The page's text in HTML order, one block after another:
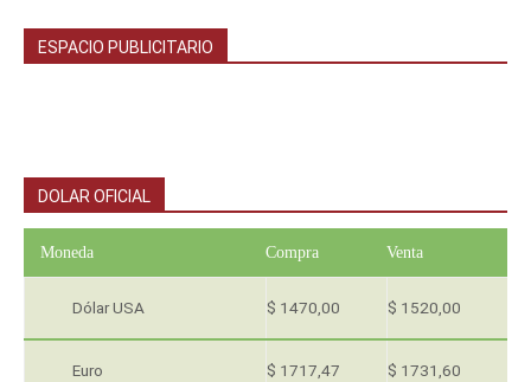
ESPACIO PUBLICITARIO
DOLAR OFICIAL
Moneda Compra Venta
Dólar USA $ 1470,00 $ 1520,00
Euro $ 1717,47 $ 1731,60